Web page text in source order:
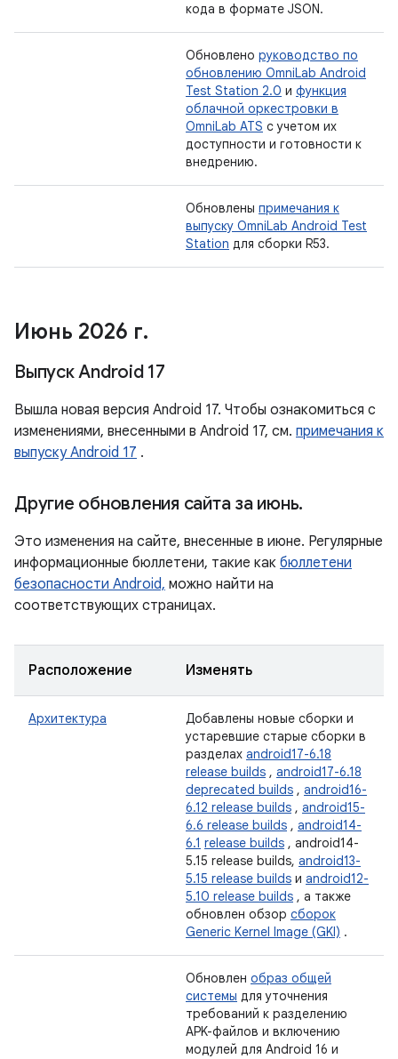
кода в формате JSON.
Обновлено руководство по
обновлению OmniLab Android
Test Station 2.0 и функция
облачной оркестровки в
OmniLab ATS с учетом их
доступности и готовности к
внедрению.
Обновлены примечания к
выпуску OmniLab Android Test
Station для сборки R53.
Июнь 2026 г.
Выпуск Android 17
Вышла новая версия Android 17. Чтобы ознакомиться с
изменениями, внесенными в Android 17, см. примечания к
выпуску Android 17 .
Другие обновления сайта за июнь.
Это изменения на сайте, внесенные в июне. Регулярные
информационные бюллетени, такие как бюллетени
безопасности Android, можно найти на
соответствующих страницах.
Расположение Изменять
Архитектура
Добавлены новые сборки и
устаревшие старые сборки в
разделах android17-6.18
release builds , android17-6.18
deprecated builds , android16-
6.12 release builds , android15-
6.6 release builds , android14-
6.1 release builds , android14-
5.15 release builds, android13-
5.15 release builds и android12-
5.10 release builds , а также
обновлен обзор сборок
Generic Kernel Image (GKI) .
Обновлен образ общей
системы для уточнения
требований к разделению
APK-файлов и включению
модулей для Android 16 и